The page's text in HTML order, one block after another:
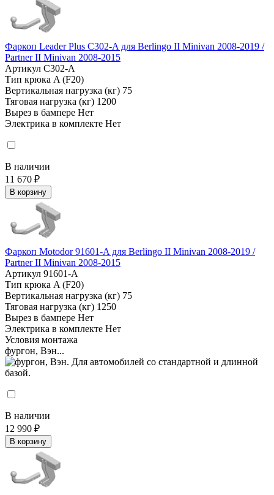
Фаркоп Leader Plus C302-A для Berlingo II Minivan 2008-2019 /
Partner II Minivan 2008-2015
Артикул C302-A
Тип крюка A (F20)
Вертикальная нагрузка (кг) 75
Тяговая нагрузка (кг) 1200
Вырез в бампере Нет
Электрика в комплекте Нет
В наличии
11 670 ₽
В корзину
Фаркоп Motodor 91601-A для Berlingo II Minivan 2008-2019 /
Partner II Minivan 2008-2015
Артикул 91601-A
Тип крюка A (F20)
Вертикальная нагрузка (кг) 75
Тяговая нагрузка (кг) 1250
Вырез в бампере Нет
Электрика в комплекте Нет
Условия монтажа
фургон, Вэн...
В наличии
12 990 ₽
В корзину